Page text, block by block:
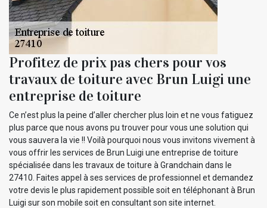
Profitez de prix pas chers pour vos
travaux de toiture avec Brun Luigi une
entreprise de toiture
Ce n’est plus la peine d’aller chercher plus loin et ne vous fatiguez
plus parce que nous avons pu trouver pour vous une solution qui
vous sauvera la vie !! Voilà pourquoi nous vous invitons vivement à
vous offrir les services de Brun Luigi une entreprise de toiture
spécialisée dans les travaux de toiture à Grandchain dans le
27410. Faites appel à ses services de professionnel et demandez
votre devis le plus rapidement possible soit en téléphonant à Brun
Luigi sur son mobile soit en consultant son site internet.